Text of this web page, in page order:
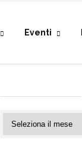
Eventi